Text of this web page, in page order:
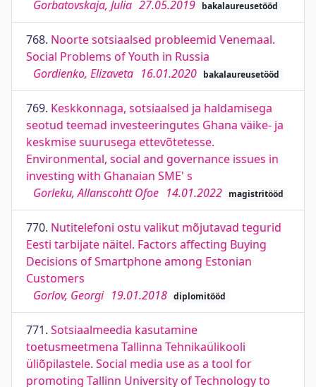
Gorbatovskaja, Julia 27.05.2019 bakalaureusetööd
768. Noorte sotsiaalsed probleemid Venemaal.
Social Problems of Youth in Russia
Gordienko, Elizaveta 16.01.2020 bakalaureusetööd
769. Keskkonnaga, sotsiaalsed ja haldamisega
seotud teemad investeeringutes Ghana väike- ja
keskmise suurusega ettevõtetesse.
Environmental, social and governance issues in
investing with Ghanaian SME' s
Gorleku, Allanscohtt Ofoe 14.01.2022 magistritööd
770. Nutitelefoni ostu valikut mõjutavad tegurid
Eesti tarbijate näitel. Factors affecting Buying
Decisions of Smartphone among Estonian
Customers
Gorlov, Georgi 19.01.2018 diplomitööd
771. Sotsiaalmeedia kasutamine
toetusmeetmena Tallinna Tehnikaülikooli
üliõpilastele. Social media use as a tool for
promoting Tallinn University of Technology to